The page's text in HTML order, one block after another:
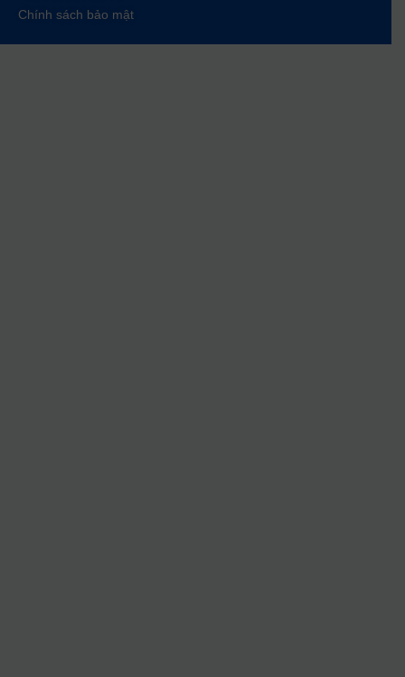
Chính sách bảo mật